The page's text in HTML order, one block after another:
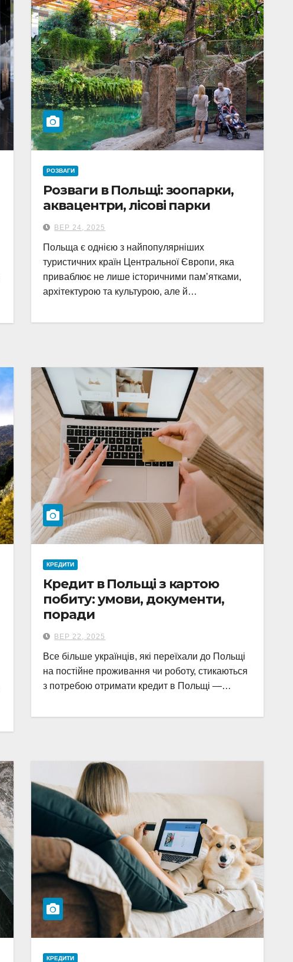
РОЗВАГИ
Розваги в Польщі: зоопарки,
аквацентри, лісові парки
ВЕР 24, 2025
Польща є однією з найпопулярніших
туристичних країн Центральної Європи, яка
приваблює не лише історичними пам’ятками,
архітектурою та культурою, але й…
КРЕДИТИ
Кредит в Польщі з картою
побиту: умови, документи,
поради
ВЕР 22, 2025
Все більше українців, які переїхали до Польщі
на постійне проживання чи роботу, стикаються
з потребою отримати кредит в Польщі —…
КРЕДИТИ